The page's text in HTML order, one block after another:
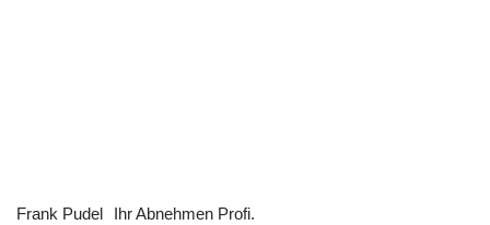
Frank Pudel Ihr Abnehmen Profi.